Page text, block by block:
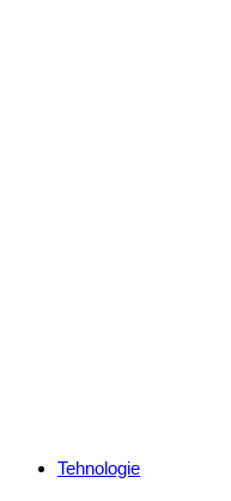
Categories
Tehnologie